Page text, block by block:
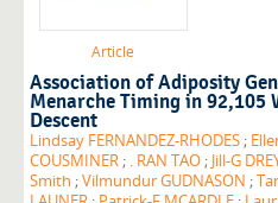
Article
Association of Adiposity
Menarche Timing in 92,105
Descent
Lindsay FERNANDEZ-RHODES ;
COUSMINER ; . RAN TAO ; Jill-G
Smith ;Vilmundur GUDNASON ;